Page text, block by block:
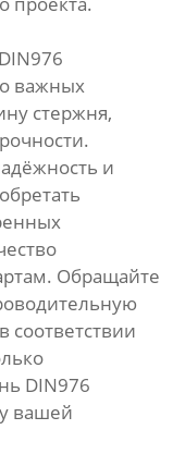
важных
стержня,
и
Обращайте
соответствии
DIN976
вашей